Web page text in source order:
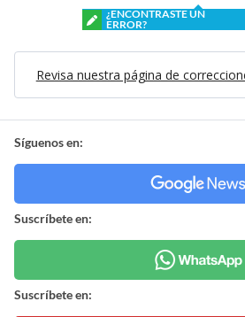
¿ENCONTRASTE UN
ERROR?
Revisa nuestra página de
Síguenos en:
Suscríbete en:
Suscríbete en: